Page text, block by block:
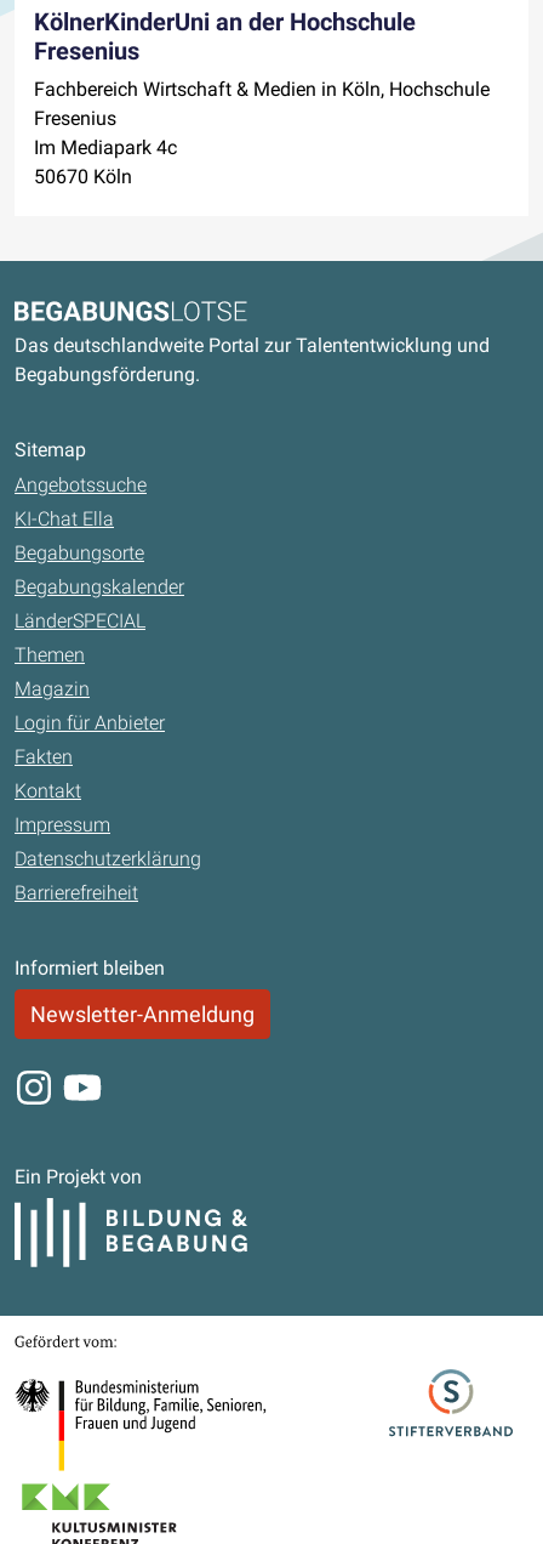
KölnerKinderUni an der Hochschule
Fresenius
Fachbereich Wirtschaft & Medien in Köln, Hochschule
Fresenius
Im Mediapark 4c
50670 Köln
Begabungslotse
Das deutschlandweite Portal zur Talententwicklung und
Begabungsförderung.
Sitemap
Angebotssuche
KI-Chat Ella
Begabungsorte
Begabungskalender
LänderSPECIAL
Themen
Magazin
Login für Anbieter
Fakten
Kontakt
Impressum
Datenschutzerklärung
Barrierefreiheit
Informiert bleiben
Newsletter-Anmeldung
Instagram
Youtube
Ein Projekt von
Bildung und Begabung
Gefördert von
Bundesministerium für Bildung, Familie, Senioren, Frauen und Jugend
Stifterverband
Kultusministerkonferenz